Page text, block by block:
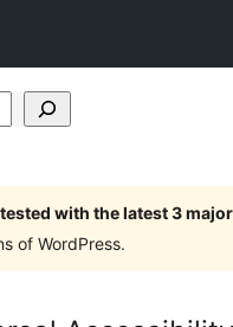
tested with the latest 3
of WordPress.